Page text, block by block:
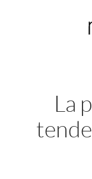
Cucine
Cucine
Cucine
Cucine
La